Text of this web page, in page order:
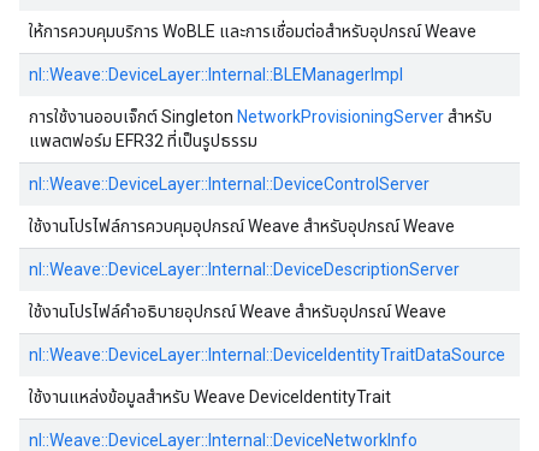
ให้การควบคุมบริการ WoBLE และการเชื่อมต่อสำหรับอุปกรณ์ Weave
nl::Weave::DeviceLayer:: Internal::BLEManagerImpl
การใช้งานออบเจ็กต์ Singleton NetworkProvisioningServerสำหรับ
แพลตฟอร์ม EFR32 ที่เป็นรูปธรรม
nl::Weave::DeviceLayer:: Internal::DeviceControlServer
ใช้งานโปรไฟล์การควบคุมอุปกรณ์ Weave สำหรับอุปกรณ์ Weave
nl::Weave::DeviceLayer:: Internal::DeviceDescriptionServer
ใช้งานโปรไฟล์คำอธิบายอุปกรณ์ Weave สำหรับอุปกรณ์ Weave
nl::Weave::DeviceLayer:: Internal::DeviceIdentityTraitDataSource
ใช้งานแหล่งข้อมูลสำหรับ Weave DeviceIdentityTrait
nl::Weave::DeviceLayer:: Internal::DeviceNetworkInfo